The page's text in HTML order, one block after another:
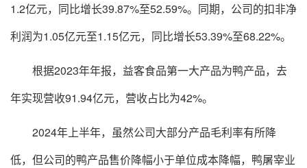
1.2亿元，同比增长39.87%至52.59%。同期，公司的扣非净
利润为1.05亿元至1.15亿元，同比增长53.39%至68.22%。
根据2023年年报，益客食品第一大产品为鸭产品，去
年实现营收91.94亿元，营收占比为42%。
2024年上半年，虽然公司大部分产品毛利率有所降
低，但公司的鸭产品售价降幅小于单位成本降幅，鸭屠宰业